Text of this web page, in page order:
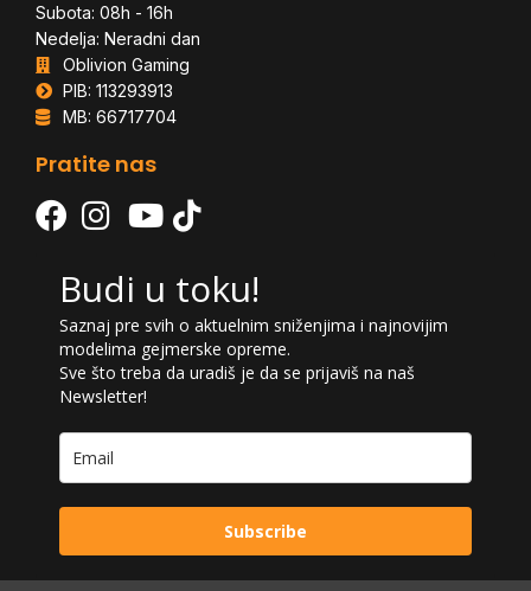
Subota: 08h - 16h
Nedelja: Neradni dan
Oblivion Gaming
PIB: 113293913
MB: 66717704
Pratite nas
Budi u toku!
Saznaj pre svih o aktuelnim sniženjima i najnovijim
modelima gejmerske opreme.
Sve što treba da uradiš je da se prijaviš na naš
Newsletter!
Subscribe